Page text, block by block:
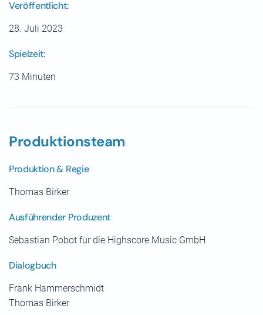
Veröffentlicht:
28. Juli 2023
Spielzeit:
73 Minuten
Produktionsteam
Produktion & Regie
Thomas Birker
Ausführender Produzent
Sebastian Pobot für die Highscore Music GmbH
Dialogbuch
Frank Hammerschmidt
Thomas Birker